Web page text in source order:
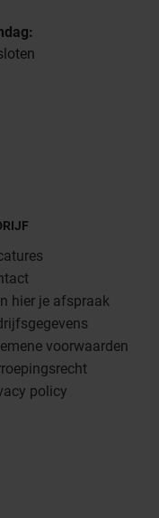
hier je afspraak
voorwaarden
policy